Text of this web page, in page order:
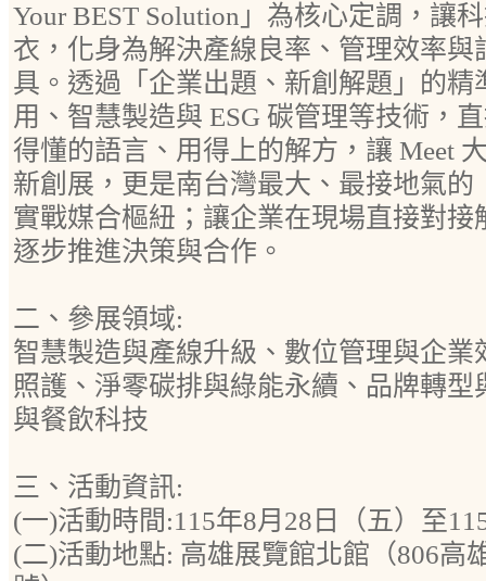
Your BEST Solution」為核心定調，讓
衣，化身為解決產線良率、管理效率與
具。透過「企業出題、新創解題」的精
用、智慧製造與 ESG 碳管理等技術，
得懂的語言、用得上的解方，讓 Meet
新創展，更是南台灣最大、最接地氣
實戰媒合樞紐；讓企業在現場直接對
逐步推進決策與合作。
二、參展領域:
智慧製造與產線升級、數位管理與企
照護、淨零碳排與綠能永續、品牌轉
與餐飲科技
三、活動資訊:
(一)活動時間:115年8月28日（五）至
(二)活動地點: 高雄展覽館北館（806高